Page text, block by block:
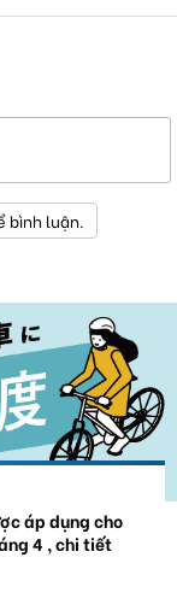
bình luận.
áp dụng cho
4 , chi tiết